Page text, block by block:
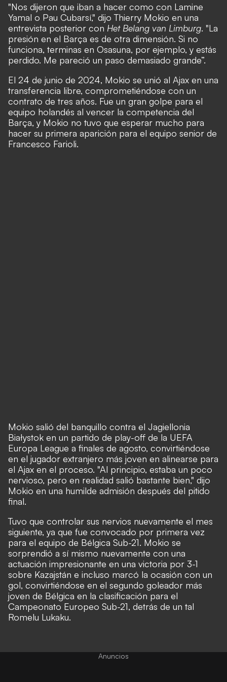
"Nos dijeron que iban a hacer como con Lamine
Yamal o Pau Cubarsí," dijo Thierry Mokio en una
entrevista posterior con Het Belang van Limburg. "La
presión en el Barça es de otra dimensión. Si no
funciona, terminas en Osasuna, por ejemplo, y estás
perdido. Me pareció un paso demasiado grande”.
El 24 de junio de 2024, Mokio se unió al Ajax en una
transferencia libre, comprometiéndose con un
contrato de tres años. Fue un gran golpe para el
equipo holandés al vencer la competencia del
Barça, y Mokio no tuvo que esperar mucho para
hacer su primera aparición para el equipo senior de
Francesco Farioli.
Mokio salió del banquillo contra el Jagiellonia
Białystok en un partido de play-off de la UEFA
Europa League a finales de agosto, convirtiéndose
en el jugador extranjero más joven en alinearse para
el Ajax en el proceso. "Al principio, estaba un poco
nervioso, pero en realidad salió bastante bien," dijo
Mokio en una humilde admisión después del pitido
final.
Tuvo que controlar sus nervios nuevamente el mes
siguiente, ya que fue convocado por primera vez
para el equipo de Bélgica Sub-21. Mokio se
sorprendió a sí mismo nuevamente con una
actuación impresionante en una victoria por 3-1
sobre Kazajstán e incluso marcó la ocasión con un
gol, convirtiéndose en el segundo goleador más
joven de Bélgica en la clasificación para el
Campeonato Europeo Sub-21, detrás de un tal
Romelu Lukaku.